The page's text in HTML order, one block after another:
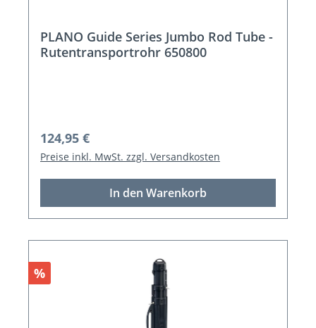
PLANO Guide Series Jumbo Rod Tube -
Rutentransportrohr 650800
Regulärer Preis:
124,95 €
Preise inkl. MwSt. zzgl. Versandkosten
In den Warenkorb
Rabatt
%